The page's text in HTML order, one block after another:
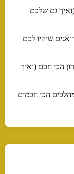
גם שלכם
שיהיו לכם
הכי חכם (ואיך
הכי חכמים